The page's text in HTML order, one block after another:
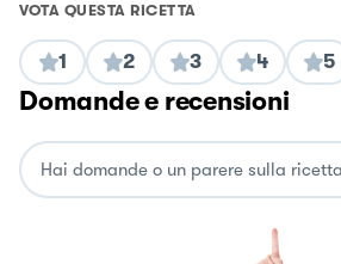
VOTA QUESTA RICETTA
1 2 3 4 5
Domande e recensioni